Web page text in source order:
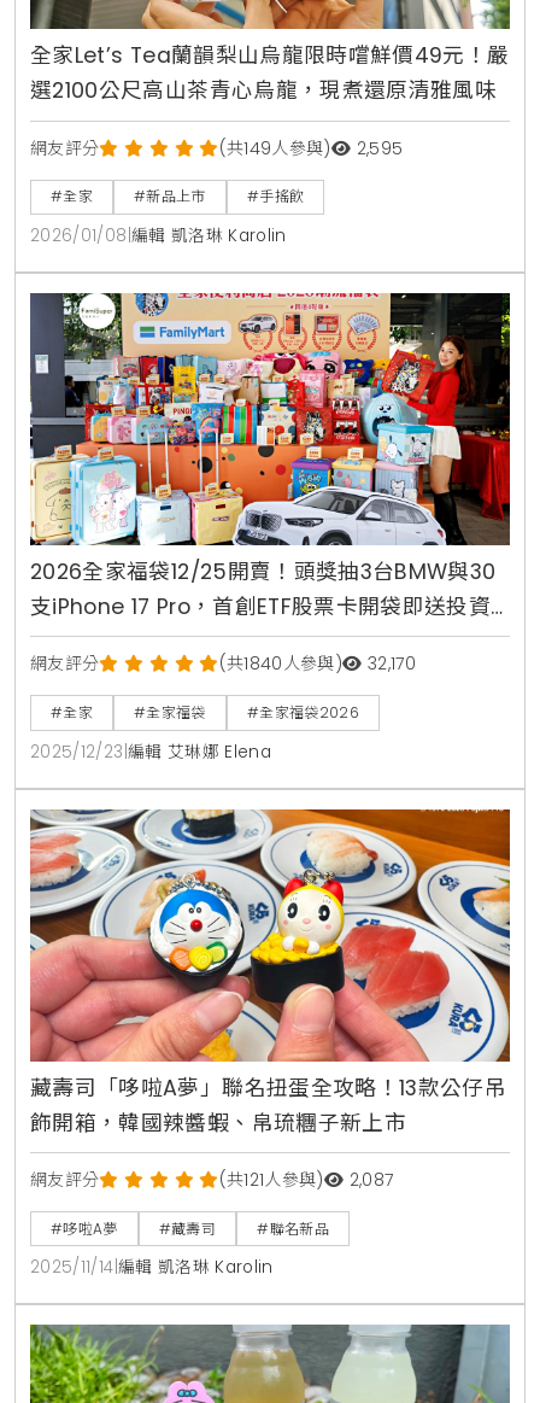
全家Let’s Tea蘭韻梨山烏龍限時嚐鮮價49元！嚴
選2100公尺高山茶青心烏龍，現煮還原清雅風味
網友評分 (共149人參與) 2,595
#全家 #新品上市 #手搖飲
2026/01/08 編輯 凱洛琳 Karolin
2026全家福袋12/25開賣！頭獎抽3台BMW與30
支iPhone 17 Pro，首創ETF股票卡開袋即送投資
金
網友評分 (共1840人參與) 32,170
#全家 #全家福袋 #全家福袋2026
2025/12/23 編輯 艾琳娜 Elena
藏壽司「哆啦A夢」聯名扭蛋全攻略！13款公仔吊
飾開箱，韓國辣醬蝦、帛琉糰子新上市
網友評分 (共121人參與) 2,087
#哆啦A夢 #藏壽司 #聯名新品
2025/11/14 編輯 凱洛琳 Karolin